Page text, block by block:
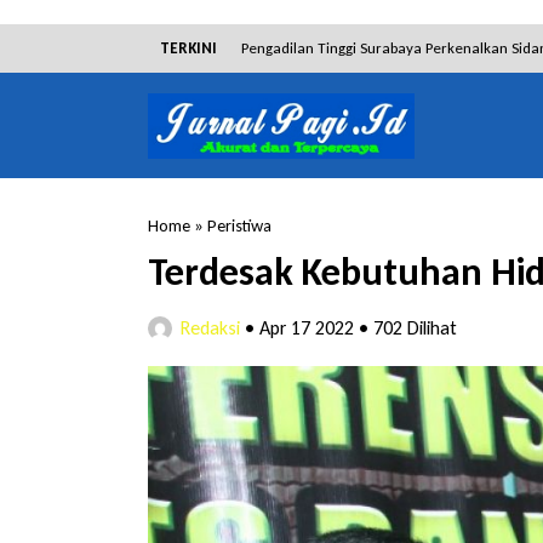
TERKINI Pengadilan Tinggi Surabaya Perkenalkan
Dibantah Terdakwa Ranto Hensa, Salim
Tim Tabur Kejari Surabaya Ringkus Mulia
Hakim Sebut Saksi Beruntung Tak Terseret
Home » Peristiwa
Terdesak Kebutuhan
Redaksi • Apr 17 2022 • 702 Dilihat